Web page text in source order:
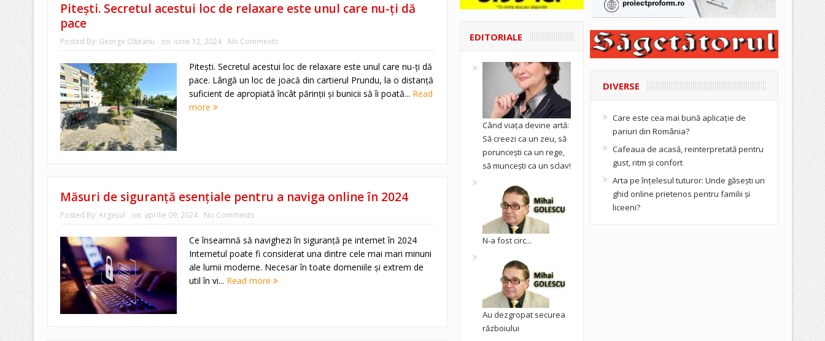
Pitești. Secretul acestui loc de relaxare este unul care nu-ți dă
pace
Posted By: George Olteanu on: iunie 12, 2024 No Comments
Pitești. Secretul acestui loc de relaxare este unul care nu-ți dă
pace. Lângă un loc de joacă din cartierul Prundu, la o distanță
suficient de apropiată încât părinții și bunicii să îi poată... Read
more
Măsuri de siguranță esențiale pentru a naviga online în 2024
Posted By: Argeşul on: aprilie 09, 2024 No Comments
Ce înseamnă să navighezi în siguranță pe internet în 2024
Internetul poate fi considerat una dintre cele mai mari minuni
ale lumii moderne. Necesar în toate domeniile și extrem de
util în vi... Read more
EDITORIALE
Când viața devine artă:
Să creezi ca un zeu, să
poruncești ca un rege,
să muncești ca un sclav!
N-a fost circ...
Au dezgropat securea
războiului
DIVERSE
Care este cea mai bună aplicație de
pariuri din România?
Cafeaua de acasă, reinterpretată pentru
gust, ritm și confort
Arta pe înțelesul tuturor: Unde găsești un
ghid online prietenos pentru familii și
liceeni?